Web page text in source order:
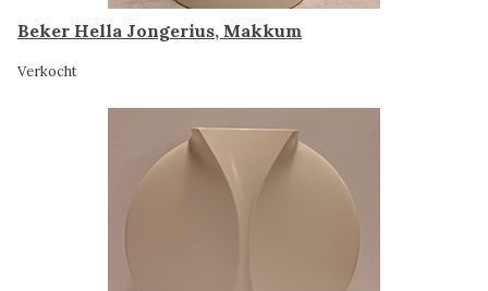
Beker Hella Jongerius, Makkum
Verkocht